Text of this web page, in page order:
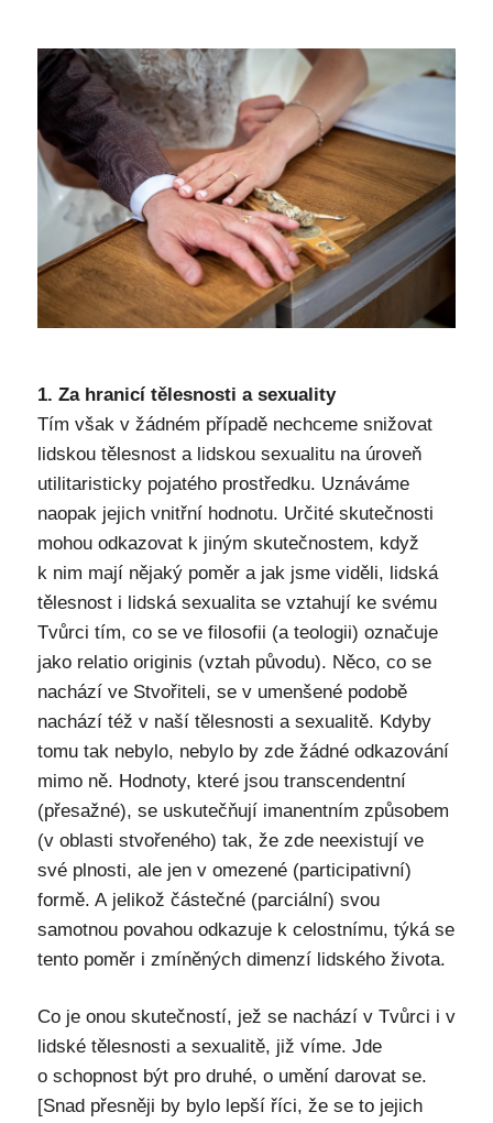
1. Za hranicí tělesnosti a sexuality
Tím však v žádném případě nechceme snižovat
lidskou tělesnost a lidskou sexualitu na úroveň
utilitaristicky pojatého prostředku. Uznáváme
naopak jejich vnitřní hodnotu. Určité skutečnosti
mohou odkazovat k jiným skutečnostem, když
k nim mají nějaký poměr a jak jsme viděli, lidská
tělesnost i lidská sexualita se vztahují ke svému
Tvůrci tím, co se ve filosofii (a teologii) označuje
jako relatio originis (vztah původu). Něco, co se
nachází ve Stvořiteli, se v umenšené podobě
nachází též v naší tělesnosti a sexualitě. Kdyby
tomu tak nebylo, nebylo by zde žádné odkazování
mimo ně. Hodnoty, které jsou transcendentní
(přesažné), se uskutečňují imanentním způsobem
(v oblasti stvořeného) tak, že zde neexistují ve
své plnosti, ale jen v omezené (participativní)
formě. A jelikož částečné (parciální) svou
samotnou povahou odkazuje k celostnímu, týká se
tento poměr i zmíněných dimenzí lidského života.
Co je onou skutečností, jež se nachází v Tvůrci i v
lidské tělesnosti a sexualitě, již víme. Jde
o schopnost být pro druhé, o umění darovat se.
[Snad přesněji by bylo lepší říci, že se to jejich